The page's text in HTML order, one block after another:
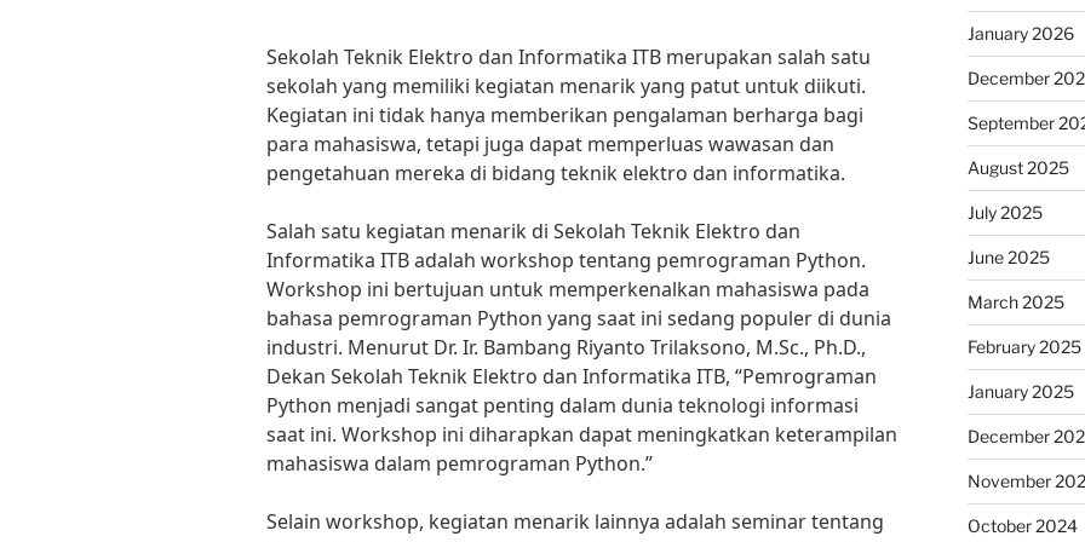
Sekolah Teknik Elektro dan Informatika ITB merupakan salah satu
sekolah yang memiliki kegiatan menarik yang patut untuk diikuti.
Kegiatan ini tidak hanya memberikan pengalaman berharga bagi
para mahasiswa, tetapi juga dapat memperluas wawasan dan
pengetahuan mereka di bidang teknik elektro dan informatika.
Salah satu kegiatan menarik di Sekolah Teknik Elektro dan
Informatika ITB adalah workshop tentang pemrograman Python.
Workshop ini bertujuan untuk memperkenalkan mahasiswa pada
bahasa pemrograman Python yang saat ini sedang populer di dunia
industri. Menurut Dr. Ir. Bambang Riyanto Trilaksono, M.Sc., Ph.D.,
Dekan Sekolah Teknik Elektro dan Informatika ITB, “Pemrograman
Python menjadi sangat penting dalam dunia teknologi informasi
saat ini. Workshop ini diharapkan dapat meningkatkan keterampilan
mahasiswa dalam pemrograman Python.”
Selain workshop, kegiatan menarik lainnya adalah seminar tentang
January 2026
December
September
August 2025
July 2025
June 2025
March 2025
February 2025
January 2025
December
November
October 2024